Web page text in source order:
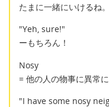
たまに一緒にいけるね。
"Yeh, sure!"
ーもちろん！
Nosy
= 他の人の物事に異常
"I have some nosy